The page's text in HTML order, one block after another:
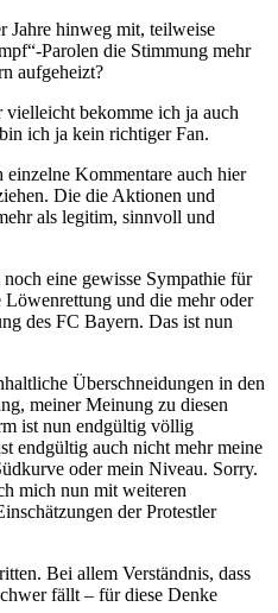
Jahre hinweg mit, teilweise
Parolen die Stimmung mehr
aufgeheizt?
bekomme ich ja auch
ich ja kein richtiger Fan.
Kommentare auch hier
Die die Aktionen und
als legitim, sinnvoll und
eine gewisse Sympathie für
Löwenrettung und die mehr oder
des FC Bayern. Das ist nun
Überschneidungen in den
meiner Meinung zu diesen
ist nun endgültig völlig
endgültig auch nicht mehr meine
oder mein Niveau. Sorry.
mich nun mit weiteren
der Protestler
Bei allem Verständnis, dass
fällt – für diese Denke